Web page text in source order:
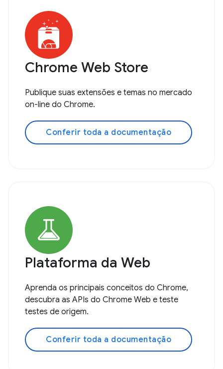
Chrome Web Store
Publique suas extensões e temas no mercado
on-line do Chrome.
Conferir toda a documentação
Plataforma da Web
Aprenda os principais conceitos do Chrome,
descubra as APIs do Chrome Web e teste
testes de origem.
Conferir toda a documentação